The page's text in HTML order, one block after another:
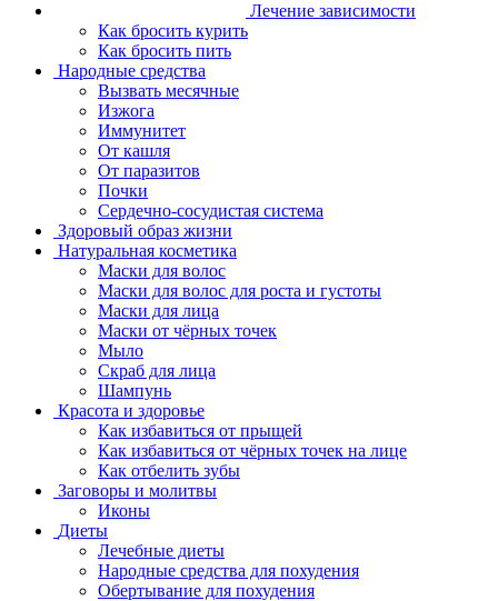
Лечение зависимости
Как бросить курить
Как бросить пить
Народные средства
Вызвать месячные
Изжога
Иммунитет
От кашля
От паразитов
Почки
Сердечно-сосудистая система
Здоровый образ жизни
Натуральная косметика
Маски для волос
Маски для волос для роста и густоты
Маски для лица
Маски от чёрных точек
Мыло
Скраб для лица
Шампунь
Красота и здоровье
Как избавиться от прыщей
Как избавиться от чёрных точек на лице
Как отбелить зубы
Заговоры и молитвы
Иконы
Диеты
Лечебные диеты
Народные средства для похудения
Обертывание для похудения